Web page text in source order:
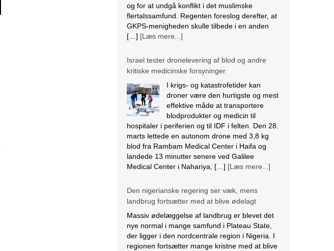
og for at undgå konflikt i det muslimske
flertalssamfund. Regenten foreslog derefter, at
GKPS-menigheden skulle tilbede i en anden
[…] [Læs mere...]
Israel tester dronelevering af blod og andre
kritiske medicinske forsyninger
I krigs- og katastrofetider kan
droner være den hurtigste og mest
effektive måde at transportere
blodprodukter og medicin til
hospitaler i periferien og til IDF i felten. Den 28.
marts lettede en autonom drone med 3,8 kg
blod fra Rambam Medical Center i Haifa og
landede 13 minutter senere ved Galilee
Medical Center i Nahariya, […] [Læs mere...]
Den nigerianske regering ser væk, mens
landbrug fortsætter med at blive ødelagt
Massiv ødelæggelse af landbrug er blevet det
nye normal i mange samfund i Plateau State,
der ligger i den nordcentrale region i Nigeria. I
regionen fortsætter mange kristne med at blive